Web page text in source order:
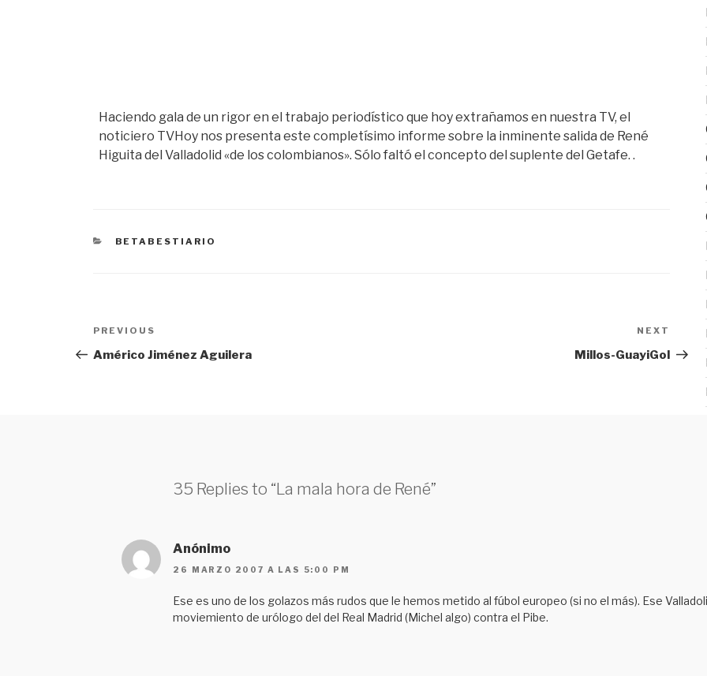
Haciendo gala de un rigor en el trabajo periodístico que hoy extrañamos en nuestra TV, el
noticiero TVHoy nos presenta este completísimo informe sobre la inminente salida de René
Higuita del Valladolid «de los colombianos». Sólo faltó el concepto del suplente del Getafe. .
CATEGORÍAS
BETABESTIARIO
Navegación
de
Previous
Post
PREVIOUS
Américo Jiménez Aguilera
Post
NEXT
Millos-GuayiGol
35 Replies to “La mala hora de René”
Anónimo
26 MARZO 2007 A LAS 5:00 PM
Ese es uno de los golazos más rudos que le hemos metido al fúbol europeo (si no el más). Ese
moviemiento de urólogo del del Real Madrid (Michel algo) contra el Pibe.